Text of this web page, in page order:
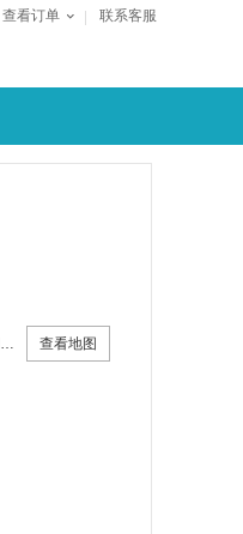
查看订单 联系客服
广东省韶关市乳源瑶族自治县洛阳镇鸭麻湖道班附近 查看地图